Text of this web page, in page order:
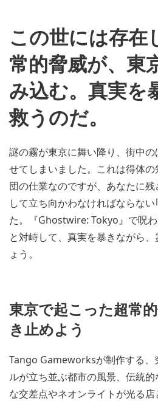
この世には存在
常的脅威が、東
み込む。真実を
救うのだ。
謎の霧が東京に舞い降り、街中
せてしまいました。これは得体
団の仕業なのですが、あなたに
して立ち向かわなければならな
た。『Ghostwire: Tokyo』で呪
と対峙して、真実を暴きながら
ょう。
東京で起こった超常
き止めよう
Tango Gameworksが制作する、
ルが立ち並ぶ都市の風景、伝統
な交差点やネオンライトが光る店